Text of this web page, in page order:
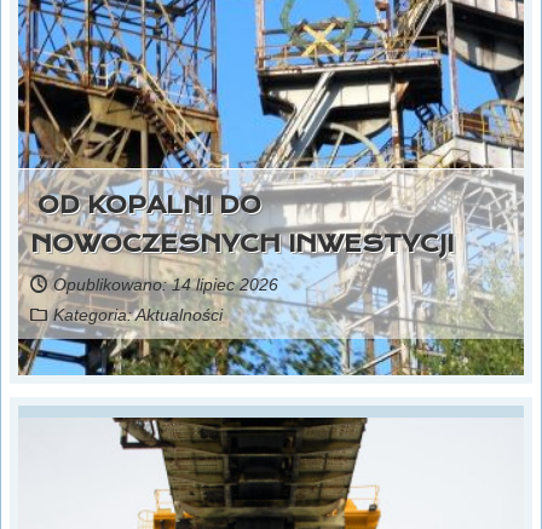
OD KOPALNI DO
NOWOCZESNYCH INWESTYCJI
Opublikowano: 14 lipiec 2026
Kategoria:Aktualności